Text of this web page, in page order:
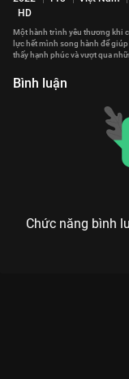
HD
Một hành trình yêu thương khi
lực hết mình song hành để
thấy hạnh phúc và vượt qua
Bình luận
Chức năng bình